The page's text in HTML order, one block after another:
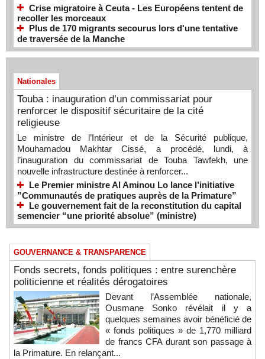
Crise migratoire à Ceuta - Les Européens tentent de
recoller les morceaux
Plus de 170 migrants secourus lors d'une tentative
de traversée de la Manche
Nationales
Touba : inauguration d’un commissariat pour
renforcer le dispositif sécuritaire de la cité
religieuse
Le ministre de l’Intérieur et de la Sécurité publique,
Mouhamadou Makhtar Cissé, a procédé, lundi, à
l’inauguration du commissariat de Touba Tawfekh, une
nouvelle infrastructure destinée à renforcer...
Le Premier ministre Al Aminou Lo lance l’initiative
”Communautés de pratiques auprès de la Primature”
Le gouvernement fait de la reconstitution du capital
semencier “une priorité absolue” (ministre)
GOUVERNANCE & TRANSPARENCE
Fonds secrets, fonds politiques : entre surenchère
politicienne et réalités dérogatoires
Devant l’Assemblée nationale,
Ousmane Sonko révélait il y a
quelques semaines avoir bénéficié de
« fonds politiques » de 1,770 milliard
de francs CFA durant son passage à
la Primature. En relançant...